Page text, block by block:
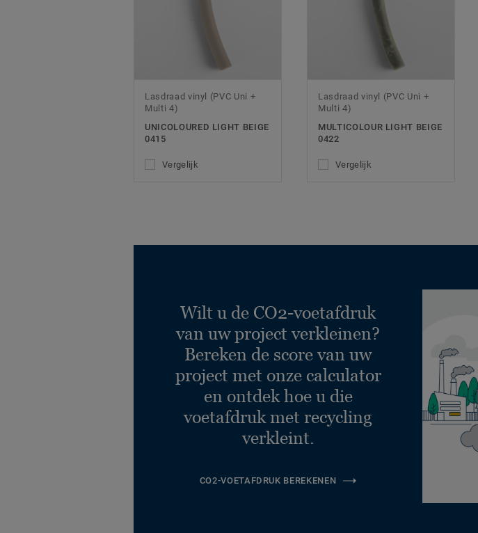
Lasdraad vinyl (PVC Uni +
Multi 4)
UNICOLOURED LIGHT BEIGE
0415
Vergelijk
Lasdraad vinyl (PVC Uni +
Multi 4)
MULTICOLOUR LIGHT BEIGE
0422
Vergelijk
Wilt u de CO2-voetafdruk
van uw project verkleinen?
Bereken de score van uw
project met onze calculator
en ontdek hoe u die
voetafdruk met recycling
verkleint.
CO2-VOETAFDRUK BEREKENEN